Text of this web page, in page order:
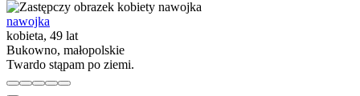
nawojka
kobieta, 49 lat
Bukowno, małopolskie
Twardo stąpam po ziemi.